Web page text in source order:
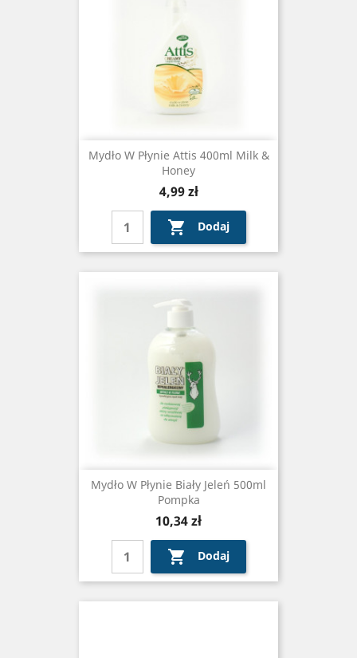
Mydło W Płynie Attis 400ml Milk &
Honey
Cena
4,99 zł
 Dodaj
Mydło W Płynie Biały Jeleń 500ml
Pompka
Cena
10,34 zł
 Dodaj